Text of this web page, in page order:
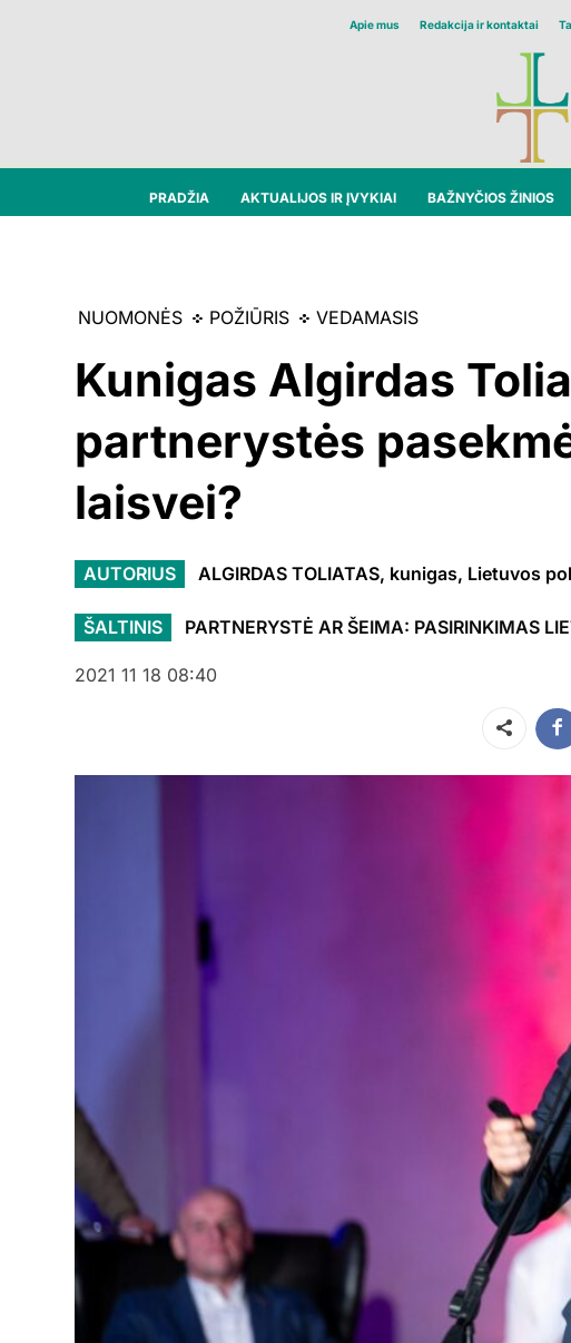
Apie mus Redakcija ir kontaktai
PRADŽIA AKTUALIJOS IR ĮVYKIAI BAŽNYČIOS ŽINIOS
NUOMONĖS POŽIŪRIS VEDAMASIS
Kunigas Algirdas
partnerystės
laisvei?
AUTORIUS ALGIRDAS TOLIATAS, kunigas, Lietuvos
ŠALTINIS PARTNERYSTĖ AR ŠEIMA: PASIRINKIMAS
2021 11 18 08:40